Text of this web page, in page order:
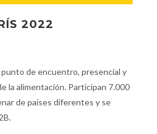
2022
punto de encuentro, presencial y
la alimentación. Participan 7.000
de países diferentes y se